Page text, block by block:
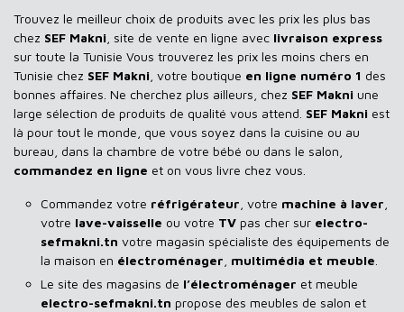
Trouvez le meilleur choix de produits avec les prix les plus bas
chez SEF Makni , site de vente en ligne avec livraison express
sur toute la Tunisie Vous trouverez les prix les moins chers en
Tunisie chez SEF Makni , votre boutique en ligne numéro 1 des
bonnes affaires. Ne cherchez plus ailleurs, chez SEF Makni une
large sélection de produits de qualité vous attend. SEF Makni est
là pour tout le monde, que vous soyez dans la cuisine ou au
bureau, dans la chambre de votre bébé ou dans le salon,
commandez en ligne et on vous livre chez vous.
Commandez votre réfrigérateur , votre machine à laver
votre lave-vaisselle ou votre TV pas cher sur electro-
sefmakni.tn votre magasin spécialiste des équipements de
la maison en électroménager multimédia et meuble
Le site des magasins de l’électroménager et meuble
electro-sefmakni.tn propose des meubles de salon et